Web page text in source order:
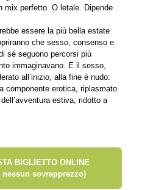
mix perfetto. O letale. Dipende
essere la più bella estate
che sesso, consenso e
sé seguono percorsi più
immaginavano. E il sesso,
all’inizio, alla fine è nudo:
componente erotica, riplasmato
estiva, ridotto a
BIGLIETTO ONLINE
nessun sovrapprezzo)